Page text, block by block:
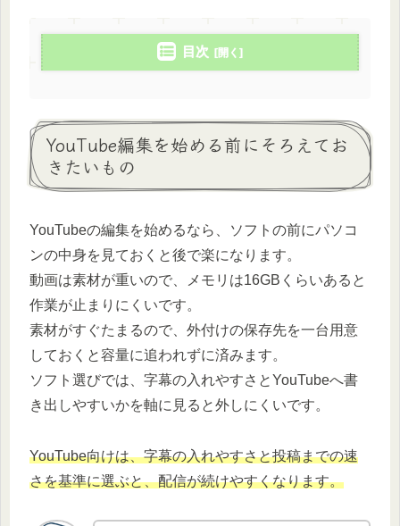
目次
YouTube編集を始める前にそろえてお
きたいもの
YouTubeの編集を始めるなら、ソフトの前にパソコ
ンの中身を見ておくと後で楽になります。
動画は素材が重いので、メモリは16GBくらいあると
作業が止まりにくいです。
素材がすぐたまるので、外付けの保存先を一台用意
しておくと容量に追われずに済みます。
ソフト選びでは、字幕の入れやすさとYouTubeへ書
き出しやすいかを軸に見ると外しにくいです。
YouTube向けは、字幕の入れやすさと投稿までの速
さを基準に選ぶと、配信が続けやすくなります。